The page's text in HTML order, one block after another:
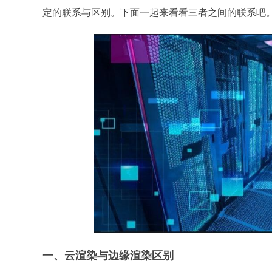
定的联系与区别。下面一起来看看三者之间的联系吧
一、云渲染与边缘渲染区别